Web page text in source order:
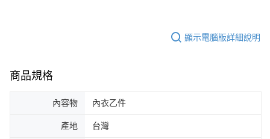
顯示電腦版詳細說明
商品規格
內容物 內衣乙件
產地 台灣